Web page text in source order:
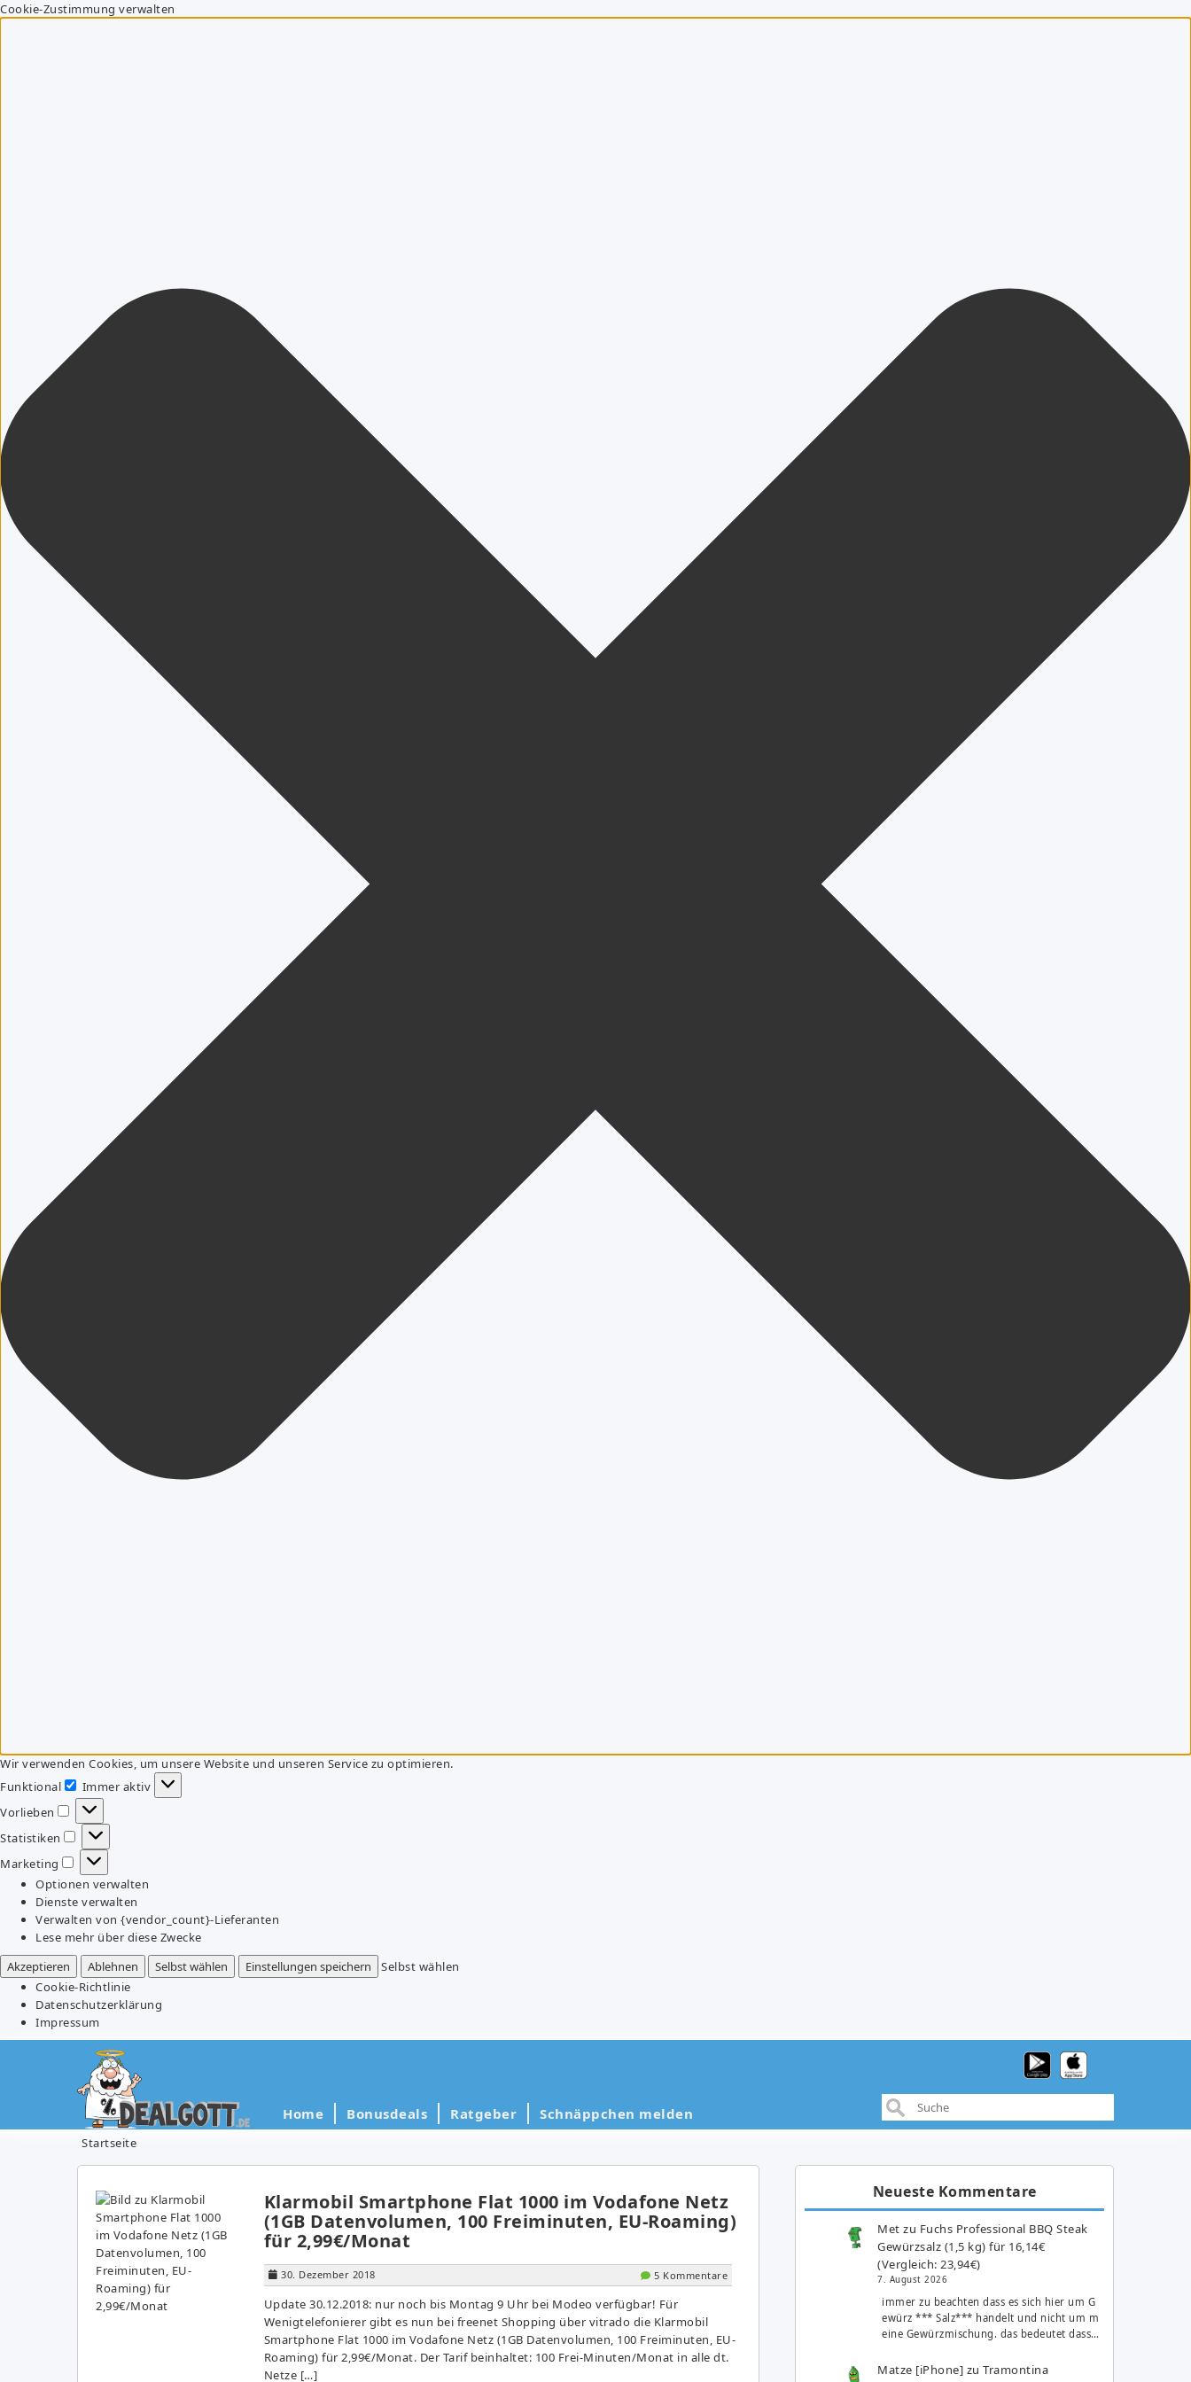
Cookie-Zustimmung verwalten
Wir verwenden Cookies, um unsere Website und unseren Service zu optimieren.
Funktional
Funktional
Immer aktiv
Vorlieben
Vorlieben
Statistiken
Statistiken
Marketing
Marketing
Optionen verwalten
Dienste verwalten
Verwalten von {vendor_count}-Lieferanten
Lese mehr über diese Zwecke
Akzeptieren
Ablehnen Selbst wählen Einstellungen speichern
Selbst wählen
Cookie-Richtlinie
Datenschutzerklärung
Impressum
Home Bonusdeals Ratgeber Schnäppchen melden
Startseite
Klarmobil Smartphone Flat 1000 im Vodafone Netz
(1GB Datenvolumen, 100 Freiminuten, EU-Roaming)
für 2,99€/Monat
30. Dezember 2018 5 Kommentare
Update 30.12.2018: nur noch bis Montag 9 Uhr bei Modeo verfügbar! Für
Wenigtelefonierer gibt es nun bei freenet Shopping über vitrado die Klarmobil
Smartphone Flat 1000 im Vodafone Netz (1GB Datenvolumen, 100 Freiminuten, EU-
Roaming) für 2,99€/Monat. Der Tarif beinhaltet: 100 Frei-Minuten/Monat in alle dt.
Netze […]
Neueste Kommentare
Met zu Fuchs Professional BBQ Steak
Gewürzsalz (1,5 kg) für 16,14€
(Vergleich: 23,94€)
7. August 2026
immer zu beachten dass es sich hier um G
ewürz *** Salz*** handelt und nicht um m
eine Gewürzmischung. das bedeutet dass…
Matze [iPhone] zuTramontina